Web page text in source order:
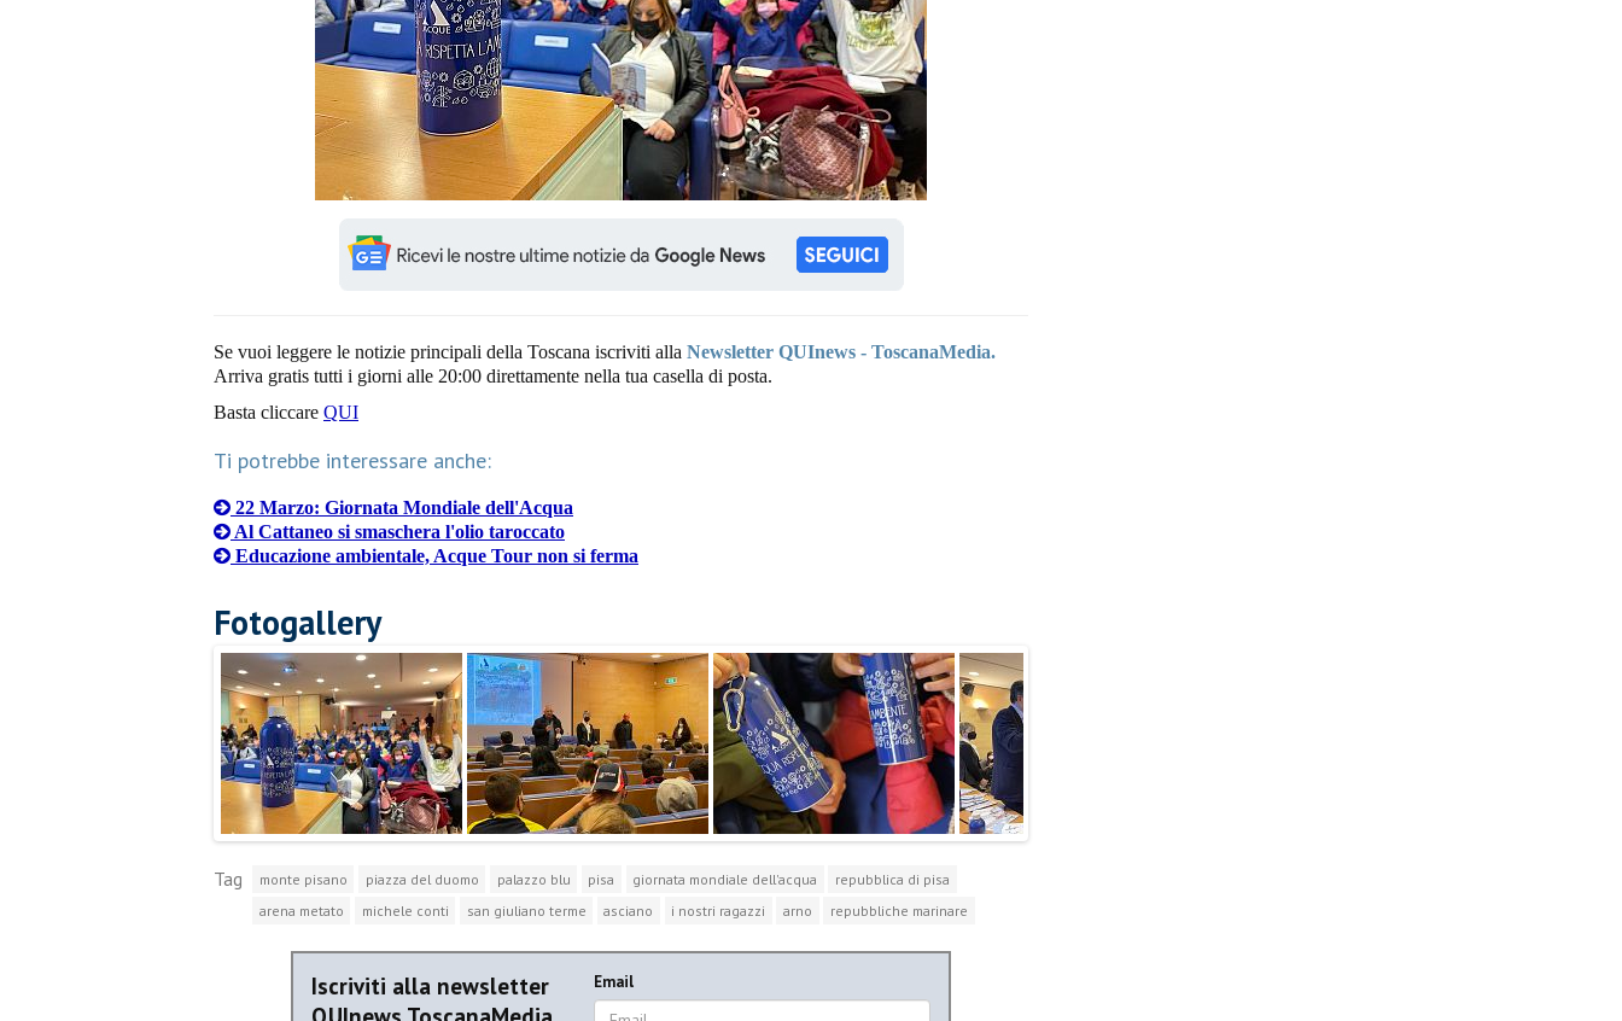
Se vuoi leggere le notizie principali della Toscana iscriviti alla Newsletter QUInews - ToscanaMedia.
Arriva gratis tutti i giorni alle 20:00 direttamente nella tua casella di posta.
Basta cliccare QUI
Ti potrebbe interessare anche:
22 Marzo: Giornata Mondiale dell'Acqua
Al Cattaneo si smaschera l'olio taroccato
Educazione ambientale, Acque Tour non si ferma
Fotogallery
Tag monte pisano piazza del duomo palazzo blu pisa giornata mondiale dell'acqua
repubblica di pisa
arena metato
michele conti san giuliano terme asciano i nostri ragazzi arno repubbliche marinare
Iscriviti alla newsletter
Email